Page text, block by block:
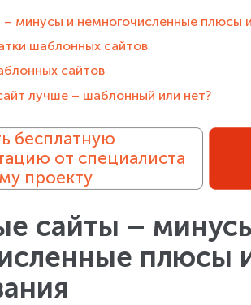
минусы и немногочисленные плюсы
шаблонных сайтов
сайтов
лучше – шаблонный или нет?
бесплатную
от специалиста
проекту
сайты –
плюсы